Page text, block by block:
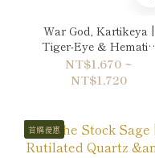
War God, Kartikeya |
Tiger-Eye & Hematite
Bracelet
NT$1,670 ~
NT$1,720
首購優惠